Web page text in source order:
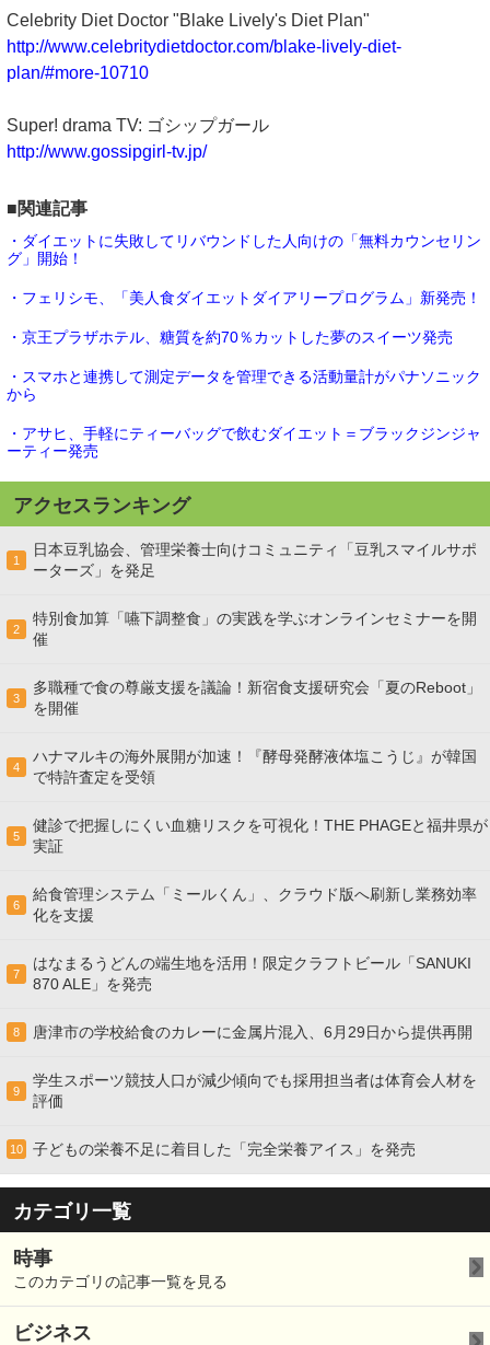
Celebrity Diet Doctor "Blake Lively's Diet Plan"
http://www.celebritydietdoctor.com/blake-lively-diet-
plan/#more-10710
Super! drama TV: ゴシップガール
http://www.gossipgirl-tv.jp/
■関連記事
・ダイエットに失敗してリバウンドした人向けの「無料カウンセリン
グ」開始！
・フェリシモ、「美人食ダイエットダイアリープログラム」新発売！
・京王プラザホテル、糖質を約70％カットした夢のスイーツ発売
・スマホと連携して測定データを管理できる活動量計がパナソニック
から
・アサヒ、手軽にティーバッグで飲むダイエット＝ブラックジンジャ
ーティー発売
アクセスランキング
1
日本豆乳協会、管理栄養士向けコミュニティ「豆乳スマイルサポ
ーターズ」を発足
2
特別食加算「嚥下調整食」の実践を学ぶオンラインセミナーを開
催
3
多職種で食の尊厳支援を議論！新宿食支援研究会「夏のReboot」
を開催
4
ハナマルキの海外展開が加速！『酵母発酵液体塩こうじ』が韓国
で特許査定を受領
5
健診で把握しにくい血糖リスクを可視化！THE PHAGEと福井県が
実証
6
給食管理システム「ミールくん」、クラウド版へ刷新し業務効率
化を支援
7
はなまるうどんの端生地を活用！限定クラフトビール「SANUKI
870 ALE」を発売
8 唐津市の学校給食のカレーに金属片混入、6月29日から提供再開
9
学生スポーツ競技人口が減少傾向でも採用担当者は体育会人材を
評価
10 子どもの栄養不足に着目した「完全栄養アイス」を発売
カテゴリ一覧
時事
このカテゴリの記事一覧を見る
ビジネス